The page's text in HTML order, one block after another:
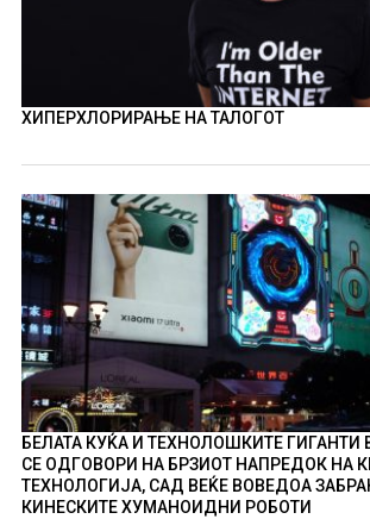
ХИПЕРХЛОРИРАЊЕ НА ТАЛОГОТ
БЕЛАТА КУЌА И ТЕХНОЛОШКИТЕ ГИГАНТИ
СЕ ОДГОВОРИ НА БРЗИОТ НАПРЕДОК НА
ТЕХНОЛОГИЈА, САД ВЕЌЕ ВОВЕДОА
КИНЕСКИТЕ ХУМАНОИДНИ РОБОТИ